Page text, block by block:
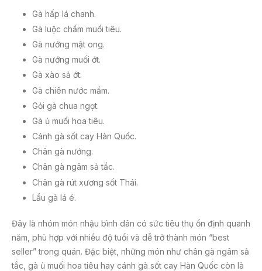
Gà hấp lá chanh.
Gà luộc chấm muối tiêu.
Gà nướng mật ong.
Gà nướng muối ớt.
Gà xào sả ớt.
Gà chiên nước mắm.
Gỏi gà chua ngọt.
Gà ủ muối hoa tiêu.
Cánh gà sốt cay Hàn Quốc.
Chân gà nướng.
Chân gà ngâm sả tắc.
Chân gà rút xương sốt Thái.
Lẩu gà lá é.
Đây là nhóm món nhậu bình dân có sức tiêu thụ ổn định quanh
năm, phù hợp với nhiều độ tuổi và dễ trở thành món “best
seller” trong quán. Đặc biệt, những món như chân gà ngâm sả
tắc, gà ủ muối hoa tiêu hay cánh gà sốt cay Hàn Quốc còn là